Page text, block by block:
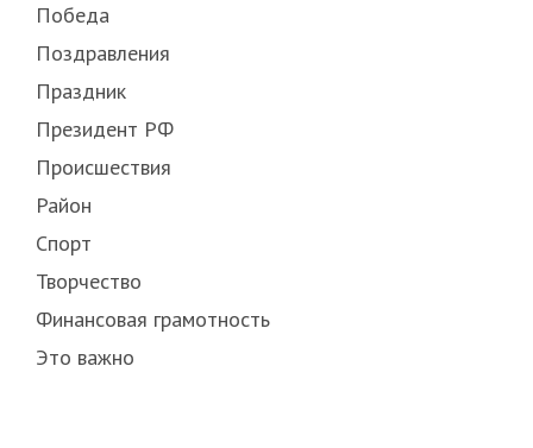
Победа
Поздравления
Праздник
Президент РФ
Происшествия
Район
Спорт
Творчество
Финансовая грамотность
Это важно